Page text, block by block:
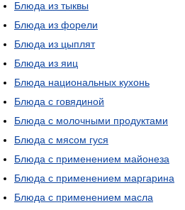
Блюда из тыквы
Блюда из форели
Блюда из цыплят
Блюда из яиц
Блюда национальных кухонь
Блюда с говядиной
Блюда с молочными продуктами
Блюда с мясом гуся
Блюда с применением майонеза
Блюда с применением маргарина
Блюда с применением масла